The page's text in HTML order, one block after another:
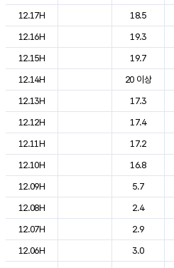
12.17H
18.5
12.16H
19.3
12.15H
19.7
12.14H
20 이상
12.13H
17.3
12.12H
17.4
12.11H
17.2
12.10H
16.8
12.09H
5.7
12.08H
2.4
12.07H
2.9
12.06H
3.0